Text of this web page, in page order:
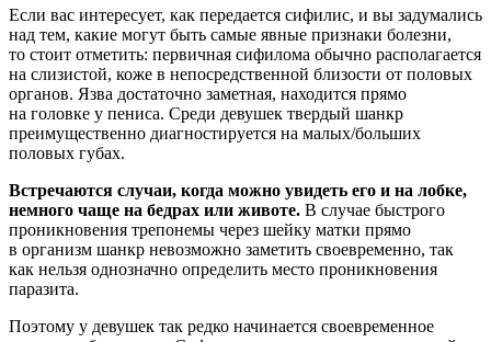
Если вас интересует, как передается сифилис, и вы задумались
над тем, какие могут быть самые явные признаки болезни,
то стоит отметить: первичная сифилома обычно располагается
на слизистой, коже в непосредственной близости от половых
органов. Язва достаточно заметная, находится прямо
на головке у пениса. Среди девушек твердый шанкр
преимущественно диагностируется на малых/больших
половых губах.
Встречаются случаи, когда можно увидеть его и на лобке,
немного чаще на бедрах или животе. В случае быстрого
проникновения трепонемы через шейку матки прямо
в организм шанкр невозможно заметить своевременно, так
как нельзя однозначно определить место проникновения
паразита.
Поэтому у девушек так редко начинается своевременное